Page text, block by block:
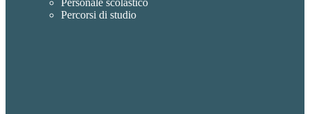
Personale scolastico
Percorsi di studio